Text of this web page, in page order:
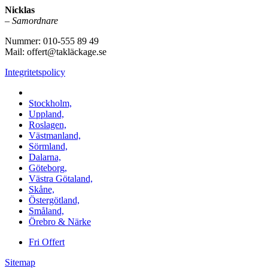
Nicklas
– Samordnare
Nummer: 010-555 89 49
Mail: offert@takläckage.se
Integritetspolicy
Stockholm,
Uppland,
Roslagen,
Västmanland,
Sörmland,
Dalarna,
Göteborg,
Västra Götaland,
Skåne,
Östergötland,
Småland,
Örebro & Närke
Fri Offert
Sitemap